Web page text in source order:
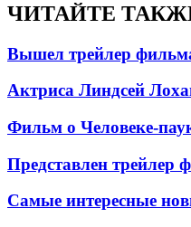
ЧИТАЙТЕ
Вышел трейлер
Актриса Линдсей
Фильм о Человеке-
Представлен трейлер
Самые интересные